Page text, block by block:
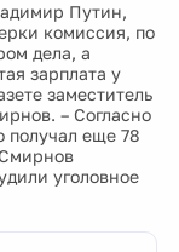
Путин,
комиссия, по
дела, а
зарплата у
заместитель
– Согласно
еще 78
уголовное